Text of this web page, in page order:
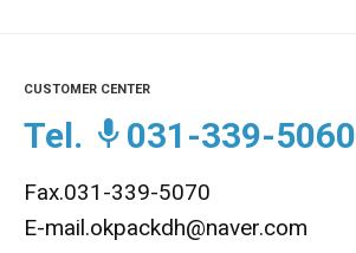
CUSTOMER CENTER
Tel. 031-339-5060
Fax.031-339-5070
E-mail.okpackdh@naver.com